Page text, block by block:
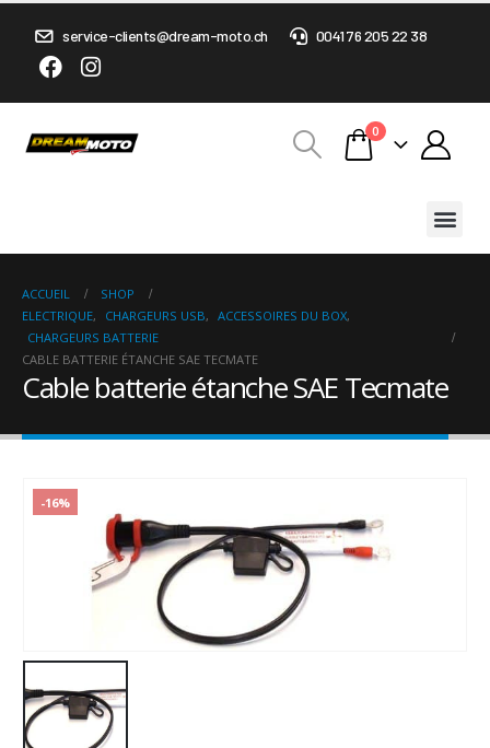
service-clients@dream-moto.ch 0041 76 205 22 38
0
ACCUEIL
SHOP
ELECTRIQUE, CHARGEURS USB, ACCESSOIRES DU BOX,
CHARGEURS BATTERIE
CABLE BATTERIE ÉTANCHE SAE TECMATE
Cable batterie étanche SAE Tecmate
-16%